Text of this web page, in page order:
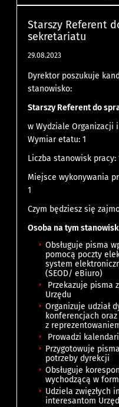
Starszy Referent
sekretariatu
29.08.2023
Dyrektor poszukuje
stanowisko:
Starszy Referent do
w Wydziale Organizacji
Wymiar etatu: 1
Liczba stanowisk pracy:
Miejsce wykonywania
1
Czym będziesz się
Osoba na tym
Obsługuje pisma
pomocą poczty
system
(SEOD/ eBiuro)
Przekazuje pisma
Urzędu
Organizuje udział
konferencjach
z
Prowadzi
Przygotowuje
potrzeby dyrekcji
Obsługuje
wychodzącą w
Udziela zwięzłych
interesantom